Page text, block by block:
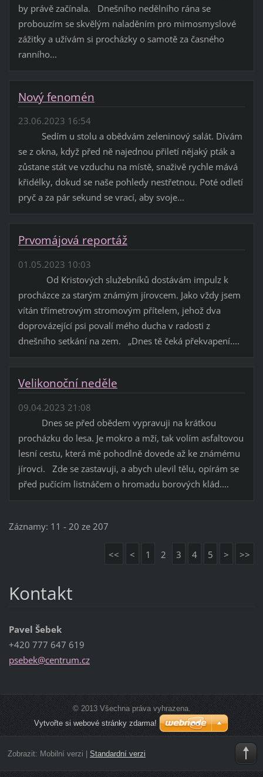
by právě začínala. Dnešního nedělního rána se
probouzím se skvělým naladěním pro mimosmyslové
zážitky a užívám si procházky o samotě za časného
ranního...
Nový fenomén
23.06.2023 16:54
Sedím u stolu a obědvám zeleninový salát. Dívám
se z okna, když před ně najednou přiletí nějaký pták a
zůstane stát ve vzduchu na místě, snaživě rychle mává
křidélky, dokud se naše pohledy nestřetnou. Poté odletí
pryč a za pár sekund se vrací, aby svoje...
Prvomájová reportáž
01.05.2023 10:03
Od Kristových služebníků dostávám impulz k
procházce za starým známým jírovcem. Jako vždy jsem
vítán třímetrovým stromovým přítelem, jehož dva
doprovázející psi povalí mého ducha v radosti z
dnešního setkání na zem. „Dnes tě čeká překvapení....
Velikonoční neděle
09.04.2023 21:08
Dnes se před obědem vypravuji na krátkou
procházku do lesa. Je mokro a mží, tak volím asfaltovou
lesní cestu, která mě pohodlně dovede až ke známému
jírovci. Zde se zastavuji, a abych ulevil tělu, opírám se
před pučícím listnáčem o hromadu borových klád....
Záznamy: 11 - 20 ze 207
<< < 1 2 3 4 5 > >>
Kontakt
Pavel Šebek
+420 777 647 619
psebek@centrum.cz
© 2013 Všechna práva vyhrazena.
Vytvořte si webové stránky zdarma!
Zobrazit: Mobilní verzi Standardní verzi